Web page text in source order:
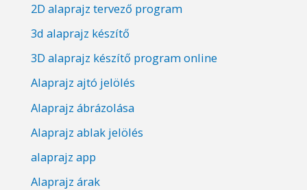
2D alaprajz tervező program
3d alaprajz készítő
3D alaprajz készítő program online
Alaprajz ajtó jelölés
Alaprajz ábrázolása
Alaprajz ablak jelölés
alaprajz app
Alaprajz árak